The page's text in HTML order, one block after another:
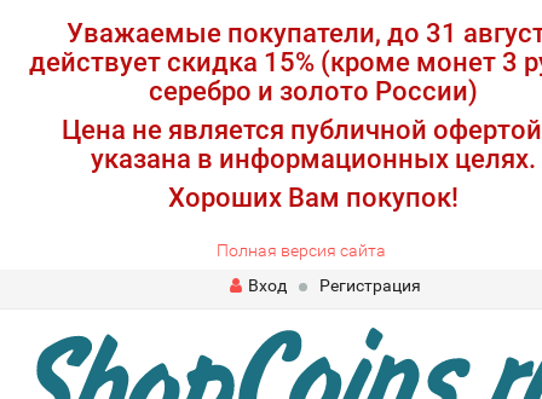
Уважаемые покупатели, до 31
действует скидка 15% (кроме монет 3
серебро и золото России)
Цена не является публичной
указана в информационных целях.
Хороших Вам покупок!
Полная версия сайта
Вход
Регистрация